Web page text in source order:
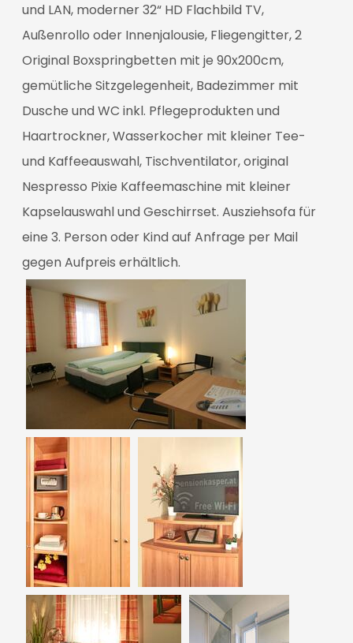
und LAN, moderner 32“ HD Flachbild TV,
Außenrollo oder Innenjalousie, Fliegengitter, 2
Original Boxspringbetten mit je 90x200cm,
gemütliche Sitzgelegenheit, Badezimmer mit
Dusche und WC inkl. Pflegeprodukten und
Haartrockner, Wasserkocher mit kleiner Tee-
und Kaffeeauswahl, Tischventilator, original
Nespresso Pixie Kaffeemaschine mit kleiner
Kapselauswahl und Geschirrset. Ausziehsofa für
eine 3. Person oder Kind auf Anfrage per Mail
gegen Aufpreis erhältlich.